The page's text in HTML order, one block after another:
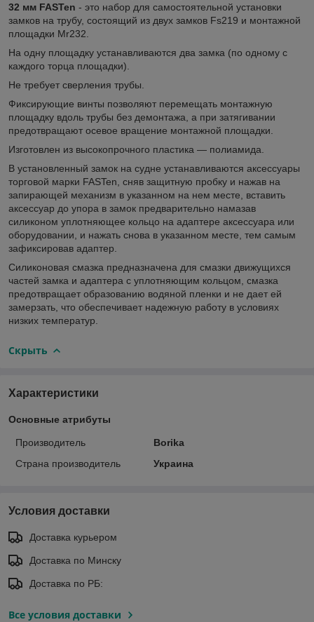
32 мм FASTen - это набор для самостоятельной установки
замков на трубу, состоящий из двух замков Fs219 и монтажной
площадки Mr232.
На одну площадку устанавливаются два замка (по одному с
каждого торца площадки).
Не требует сверления трубы.
Фиксирующие винты позволяют перемещать монтажную
площадку вдоль трубы без демонтажа, а при затягивании
предотвращают осевое вращение монтажной площадки.
Изготовлен из высокопрочного пластика — полиамида.
В установленный замок на судне устанавливаются аксессуары
торговой марки FASTen, сняв защитную пробку и нажав на
запирающей механизм в указанном на нем месте, вставить
аксессуар до упора в замок предварительно намазав
силиконом уплотняющее кольцо на адаптере аксессуара или
оборудовании, и нажать снова в указанном месте, тем самым
зафиксировав адаптер.
Силиконовая смазка предназначена для смазки движущихся
частей замка и адаптера с уплотняющим кольцом, смазка
предотвращает образованию водяной пленки и не дает ей
замерзать, что обеспечивает надежную работу в условиях
низких температур.
Скрыть
Характеристики
Основные атрибуты
Производитель
Borika
Страна производитель
Украина
Условия доставки
Доставка курьером
Доставка по Минску
Доставка по РБ:
Все условия доставки